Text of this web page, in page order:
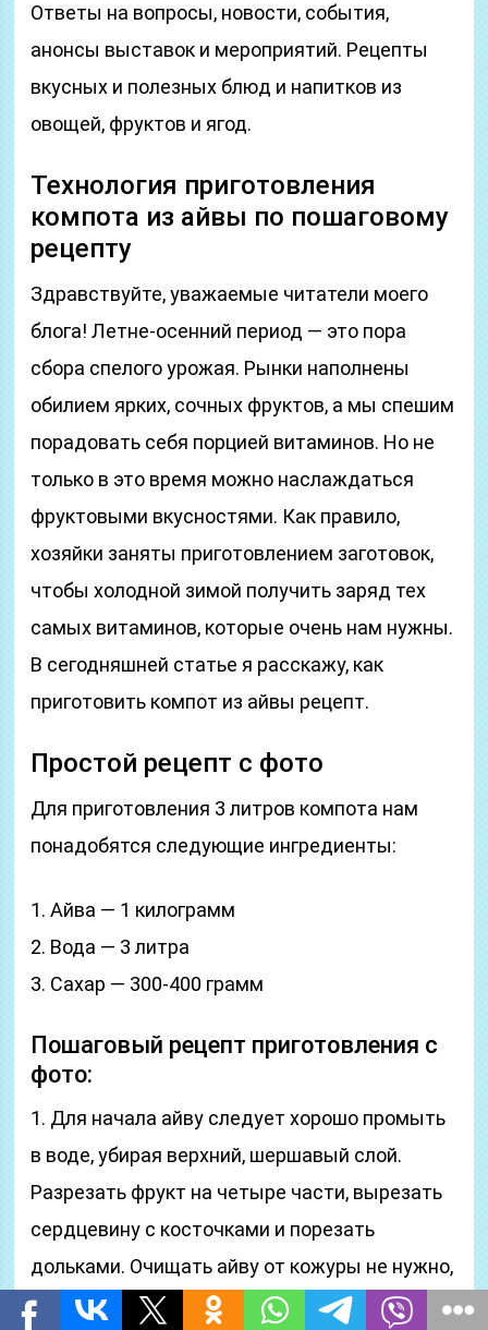
Ответы на вопросы, новости, события,
анонсы выставок и мероприятий. Рецепты
вкусных и полезных блюд и напитков из
овощей, фруктов и ягод.
Технология приготовления
компота из айвы по пошаговому
рецепту
Здравствуйте, уважаемые читатели моего
блога! Летне-осенний период — это пора
сбора спелого урожая. Рынки наполнены
обилием ярких, сочных фруктов, а мы спешим
порадовать себя порцией витаминов. Но не
только в это время можно наслаждаться
фруктовыми вкусностями. Как правило,
хозяйки заняты приготовлением заготовок,
чтобы холодной зимой получить заряд тех
самых витаминов, которые очень нам нужны.
В сегодняшней статье я расскажу, как
приготовить компот из айвы рецепт.
Простой рецепт с фото
Для приготовления 3 литров компота нам
понадобятся следующие ингредиенты:
1. Айва — 1 килограмм
2. Вода — 3 литра
3. Сахар — 300-400 грамм
Пошаговый рецепт приготовления с
фото:
1. Для начала айву следует хорошо промыть
в воде, убирая верхний, шершавый слой.
Разрезать фрукт на четыре части, вырезать
сердцевину с косточками и порезать
дольками. Очищать айву от кожуры не нужно,
так как за счёт её компот будет обладать